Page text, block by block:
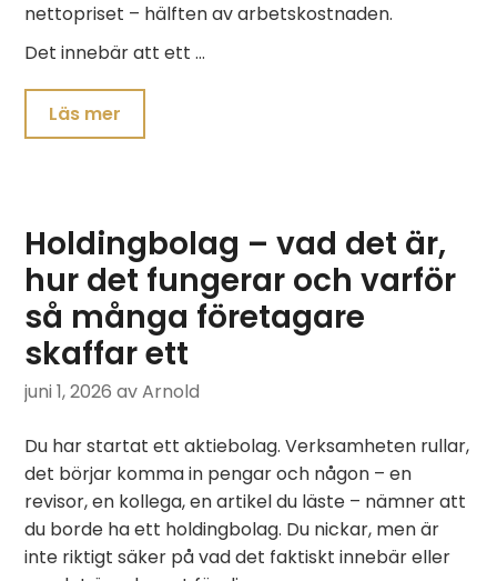
nettopriset – hälften av arbetskostnaden.
Det innebär att ett …
Läs mer
Holdingbolag – vad det är,
hur det fungerar och varför
så många företagare
skaffar ett
juni 1, 2026 av Arnold
Du har startat ett aktiebolag. Verksamheten rullar,
det börjar komma in pengar och någon – en
revisor, en kollega, en artikel du läste – nämner att
du borde ha ett holdingbolag. Du nickar, men är
inte riktigt säker på vad det faktiskt innebär eller